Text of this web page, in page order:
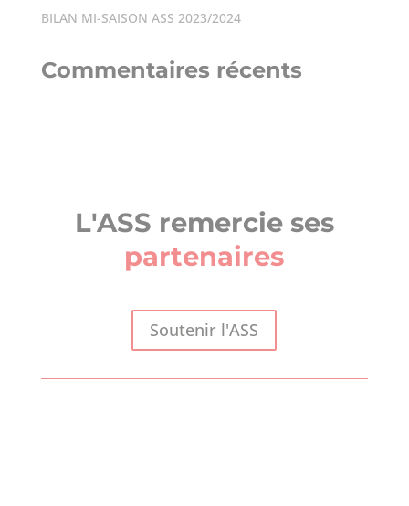
BILAN MI-SAISON ASS 2023/2024
Commentaires récents
L'ASS remercie ses
partenaires
Soutenir l'ASS